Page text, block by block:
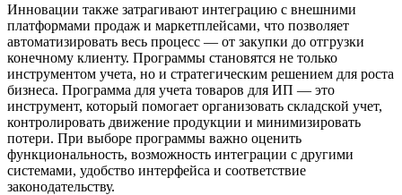
Инновации также затрагивают интеграцию с внешними
платформами продаж и маркетплейсами, что позволяет
автоматизировать весь процесс — от закупки до отгрузки
конечному клиенту. Программы становятся не только
инструментом учета, но и стратегическим решением для роста
бизнеса. Программа для учета товаров для ИП — это
инструмент, который помогает организовать складской учет,
контролировать движение продукции и минимизировать
потери. При выборе программы важно оценить
функциональность, возможность интеграции с другими
системами, удобство интерфейса и соответствие
законодательству.